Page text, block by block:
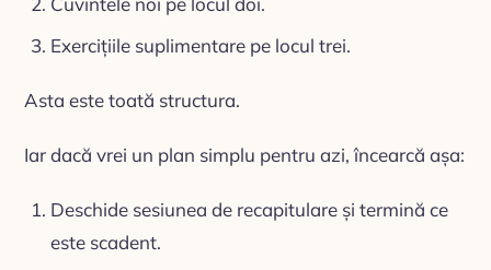
Exercițiile suplimentare pe locul trei.
Asta este toată structura.
Iar dacă vrei un plan simplu pentru azi, încearcă așa:
Deschide sesiunea de recapitulare și termină ce
este scadent.